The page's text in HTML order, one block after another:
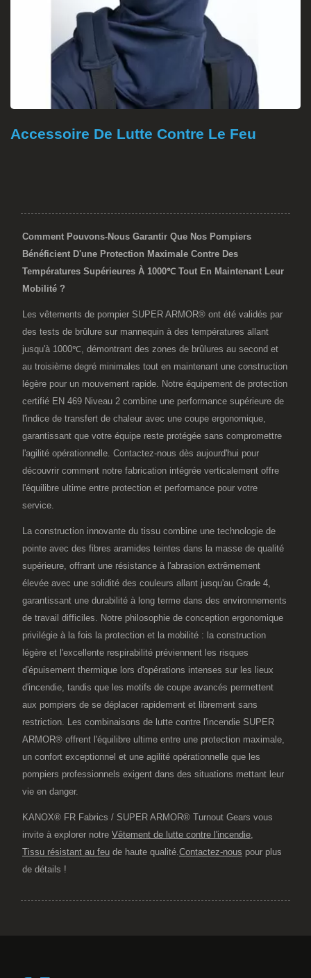
Accessoire De Lutte Contre Le Feu
Comment Pouvons-Nous Garantir Que Nos Pompiers
Bénéficient D'une Protection Maximale Contre Des
Températures Supérieures À 1000℃ Tout En Maintenant Leur
Mobilité ?
Les vêtements de pompier SUPER ARMOR® ont été validés par
des tests de brûlure sur mannequin à des températures allant
jusqu'à 1000℃, démontrant des zones de brûlures au second et
au troisième degré minimales tout en maintenant une construction
légère pour un mouvement rapide. Notre équipement de protection
certifié EN 469 Niveau 2 combine une performance supérieure de
l'indice de transfert de chaleur avec une coupe ergonomique,
garantissant que votre équipe reste protégée sans compromettre
l'agilité opérationnelle. Contactez-nous dès aujourd'hui pour
découvrir comment notre fabrication intégrée verticalement offre
l'équilibre ultime entre protection et performance pour votre
service.
La construction innovante du tissu combine une technologie de
pointe avec des fibres aramides teintes dans la masse de qualité
supérieure, offrant une résistance à l'abrasion extrêmement
élevée avec une solidité des couleurs allant jusqu'au Grade 4,
garantissant une durabilité à long terme dans des environnements
de travail difficiles. Notre philosophie de conception ergonomique
privilégie à la fois la protection et la mobilité : la construction
légère et l'excellente respirabilité préviennent les risques
d'épuisement thermique lors d'opérations intenses sur les lieux
d'incendie, tandis que les motifs de coupe avancés permettent
aux pompiers de se déplacer rapidement et librement sans
restriction. Les combinaisons de lutte contre l'incendie SUPER
ARMOR® offrent l'équilibre ultime entre une protection maximale,
un confort exceptionnel et une agilité opérationnelle que les
pompiers professionnels exigent dans des situations mettant leur
vie en danger.
KANOX® FR Fabrics / SUPER ARMOR® Turnout Gears vous
invite à explorer notre Vêtement de lutte contre l'incendie,
Tissu résistant au feu de haute qualité.Contactez-nous pour plus
de détails !